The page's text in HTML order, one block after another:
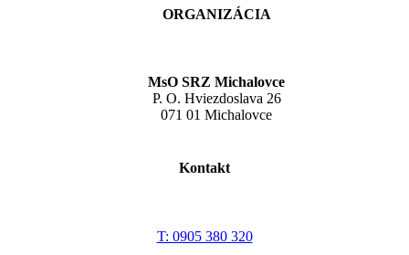
ORGANIZÁCIA
MsO SRZ Michalovce
P. O. Hviezdoslava 26
071 01 Michalovce
Kontakt
T: 0905 380 320